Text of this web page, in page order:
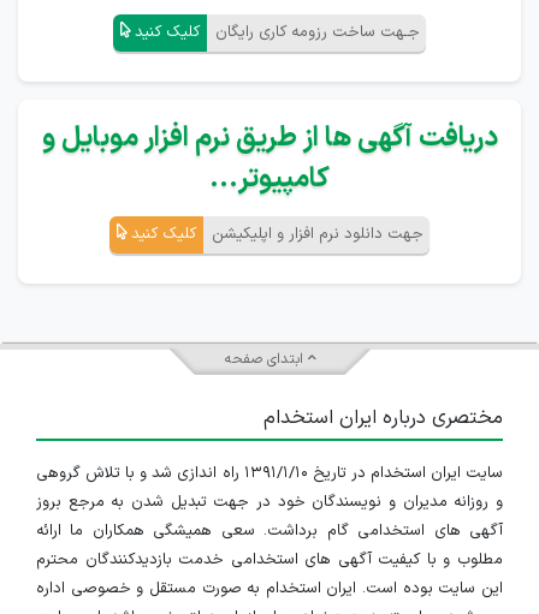
جـهت ساخت رزومه کاری رایگان کلیک کنید
دریافت آگهی ها از طریق نرم افزار موبایل و
کامپیوتر...
جهت دانلود نرم افزار و اپلیکیشن کلیک کنید
ابتدای صفحه
مختصری درباره ایران استخدام
سایت ایران استخدام در تاریخ ۱۳۹۱/۱/۱۰ راه اندازی شد و با تلاش گروهی
و روزانه مدیران و نویسندگان خود در جهت تبدیل شدن به مرجع بروز
آگهی های استخدامی گام برداشت. سعی همیشگی همکاران ما ارائه
مطلوب و با کیفیت آگهی های استخدامی خدمت بازدیدکنندگان محترم
این سایت بوده است. ایران استخدام به صورت مستقل و خصوصی اداره